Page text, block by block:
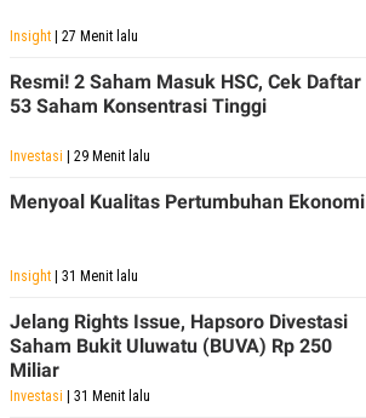
PEDOMAN
PEMBERITAAN
PRIVACY
Insight | 27 Menit lalu
Resmi! 2 Saham Masuk HSC, Cek Daftar
53 Saham Konsentrasi Tinggi
Investasi | 29 Menit lalu
Menyoal Kualitas Pertumbuhan Ekonomi
Insight | 31 Menit lalu
Jelang Rights Issue, Hapsoro Divestasi
Saham Bukit Uluwatu (BUVA) Rp 250
Miliar
Investasi | 31 Menit lalu